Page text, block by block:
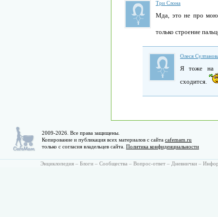
Три Слона
Мда, это не про мою
только строение
Олеся
Я тоже на
сходится.
2009-2026. Все права защищены.
Копирование и публикация всех материалов с сайта cafemam.ru
только с согласия владельцев сайта. Политика конфиденциальности
Энциклопедия – Блоги – Сообщества – Вопрос-ответ – Дневнички –